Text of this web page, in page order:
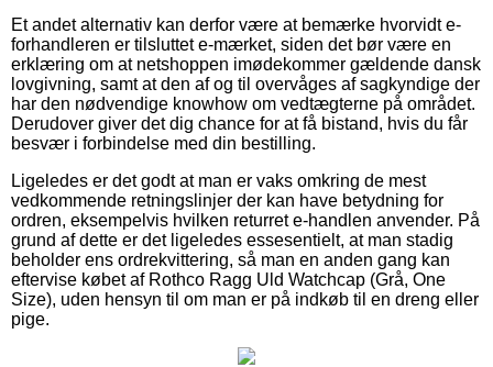
Et andet alternativ kan derfor være at bemærke hvorvidt e-
forhandleren er tilsluttet e-mærket, siden det bør være en
erklæring om at netshoppen imødekommer gældende dansk
lovgivning, samt at den af og til overvåges af sagkyndige der
har den nødvendige knowhow om vedtægterne på området.
Derudover giver det dig chance for at få bistand, hvis du får
besvær i forbindelse med din bestilling.
Ligeledes er det godt at man er vaks omkring de mest
vedkommende retningslinjer der kan have betydning for
ordren, eksempelvis hvilken returret e-handlen anvender. På
grund af dette er det ligeledes essesentielt, at man stadig
beholder ens ordrekvittering, så man en anden gang kan
eftervise købet af Rothco Ragg Uld Watchcap (Grå, One
Size), uden hensyn til om man er på indkøb til en dreng eller
pige.